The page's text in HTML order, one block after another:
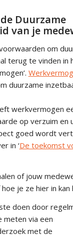
Duurzame
van je
om
terug te vinden in
duurzame
werkvermogen
op verzuim en
goed wordt
in ‘De toekomst
of jouw
je ze hier in kan
doen door
meten via een
met de